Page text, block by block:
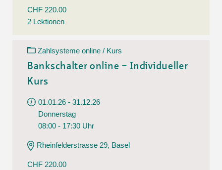
CHF 220.00
2 Lektionen
Zahlsysteme online / Kurs
Bankschalter online – Individueller
Kurs
01.01.26 - 31.12.26
Donnerstag
08:00 - 17:30 Uhr
Rheinfelderstrasse 29, Basel
CHF 220.00